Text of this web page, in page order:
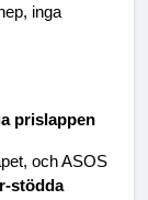
inga
prislappen
och ASOS
stödda